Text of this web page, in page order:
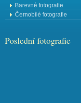
Barevné fotografie
Černobílé fotografie
Poslední fotografie